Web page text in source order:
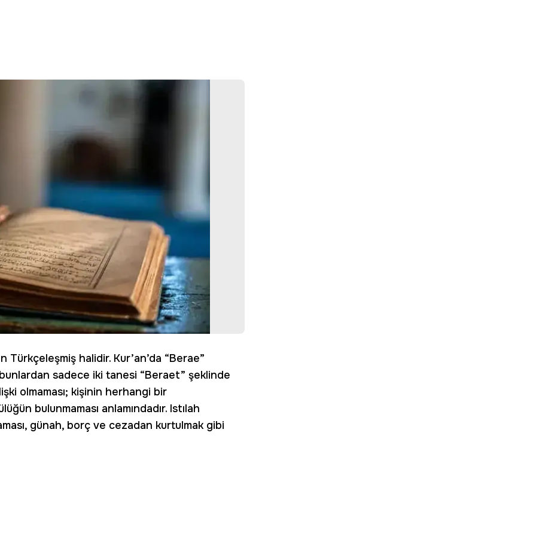
halidir. Kur’an’da “Berae”
sadece iki tanesi “Beraet” şeklinde
olmaması; kişinin herhangi bir
bulunmaması anlamındadır. Istılah
günah, borç ve cezadan kurtulmak gibi